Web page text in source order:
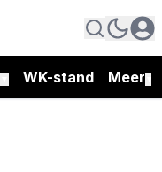
WK-stand Meer